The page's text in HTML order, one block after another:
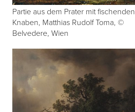
Partie aus dem Prater mit fischenden
Knaben, Matthias Rudolf Toma, ©
Belvedere, Wien